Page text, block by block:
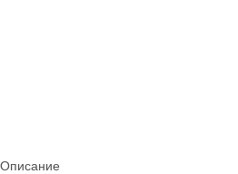
Описание